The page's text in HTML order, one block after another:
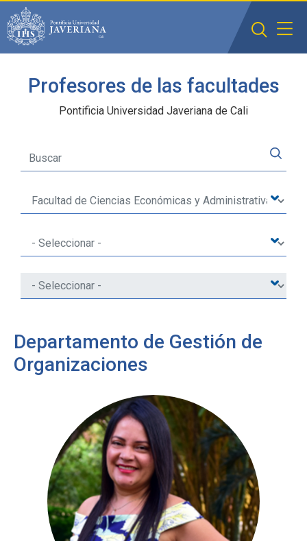
Saltar al contenido principal
Profesores de las facultades
Pontificia Universidad Javeriana de Cali
Departamento de Gestión de
Organizaciones